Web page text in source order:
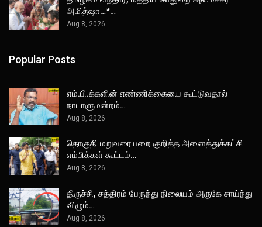
அமித்ஷா…*…
Aug 8, 2026
Popular Posts
எம்.பி.க்களின் எண்ணிக்கையை கூட்டுவதால்
நாடாளுமன்றம்…
Aug 8, 2026
தொகுதி மறுவரையறை குறித்த அனைத்துக்கட்சி
எம்பிக்கள் கூட்டம்…
Aug 8, 2026
திருச்சி, சத்திரம் பேருந்து நிலையம் அருகே சாய்ந்து
விழும்…
Aug 8, 2026